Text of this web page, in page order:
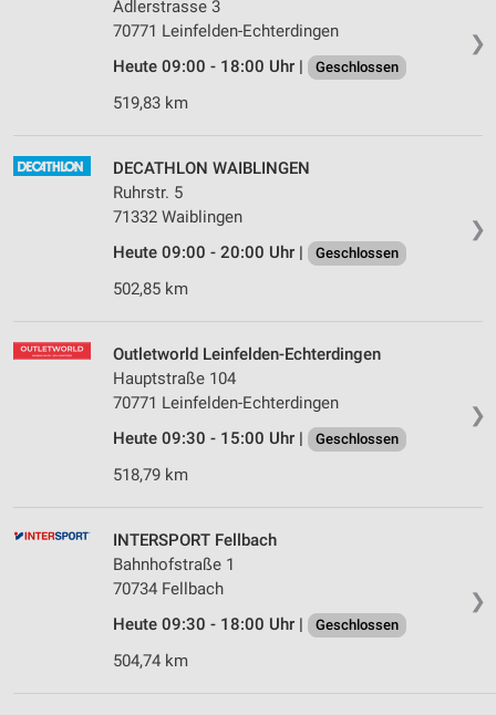
❯
Adlerstrasse 3
70771 Leinfelden-Echterdingen
Heute 09:00 - 18:00 Uhr |
Geschlossen
519,83 km
❯
DECATHLON WAIBLINGEN
Ruhrstr. 5
71332 Waiblingen
Heute 09:00 - 20:00 Uhr |
Geschlossen
502,85 km
❯
Outletworld Leinfelden-Echterdingen
Hauptstraße 104
70771 Leinfelden-Echterdingen
Heute 09:30 - 15:00 Uhr |
Geschlossen
518,79 km
❯
INTERSPORT Fellbach
Bahnhofstraße 1
70734 Fellbach
Heute 09:30 - 18:00 Uhr |
Geschlossen
504,74 km